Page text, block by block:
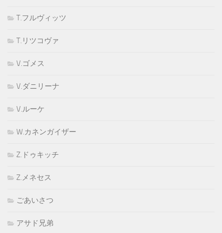
T.フルヴィッツ
T.リツコヴァ
V.ゴメス
V.ダニリーナ
V.ルーケ
W.カネンガイザー
Z.ドゥキッチ
Z.メネセス
ごあいさつ
アサド兄弟